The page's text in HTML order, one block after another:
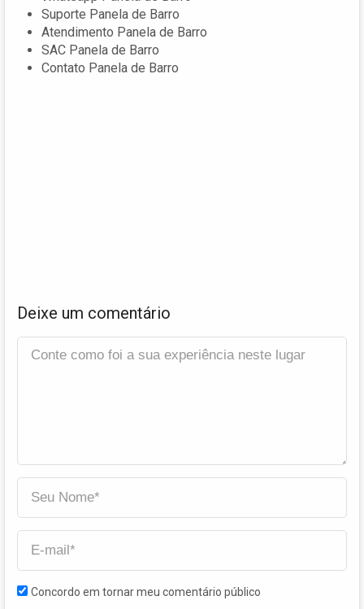
Suporte Panela de Barro
Atendimento Panela de Barro
SAC Panela de Barro
Contato Panela de Barro
Deixe um comentário
Concordo em tornar meu comentário público